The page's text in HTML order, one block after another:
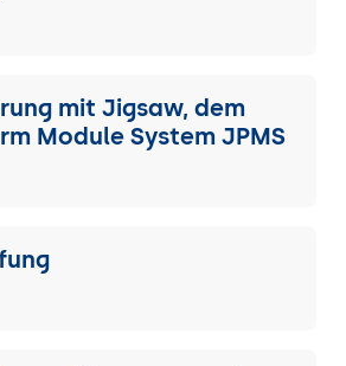
mit Jigsaw, dem
Module System JPMS